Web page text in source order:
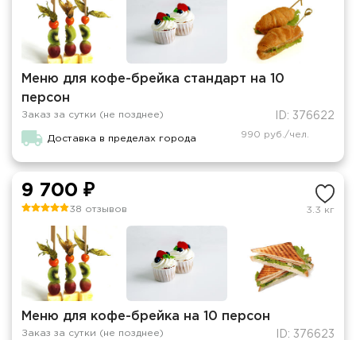
Меню для кофе-брейка стандарт на 10
персон
Заказ за сутки (не позднее) ID: 376622
Доставка в пределах города 990 руб./чел.
9 700 ₽
38 отзывов 3.3 кг
Меню для кофе-брейка на 10 персон
Заказ за сутки (не позднее) ID: 376623